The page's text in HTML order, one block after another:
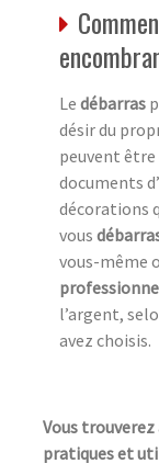
Le débarras
désir du
peuvent être
documents
décorations
vous
vous-même
l’argent,
avez choisis.
Vous
pratiques et